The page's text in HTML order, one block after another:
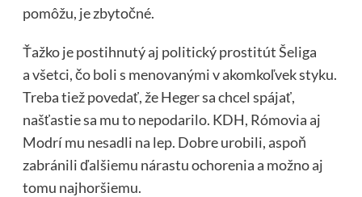
pomôžu, je zbytočné.
Ťažko je postihnutý aj politický prostitút Šeliga
a všetci, čo boli s menovanými v akomkoľvek styku.
Treba tiež povedať, že Heger sa chcel spájať,
našťastie sa mu to nepodarilo. KDH, Rómovia aj
Modrí mu nesadli na lep. Dobre urobili, aspoň
zabránili ďalšiemu nárastu ochorenia a možno aj
tomu najhoršiemu.